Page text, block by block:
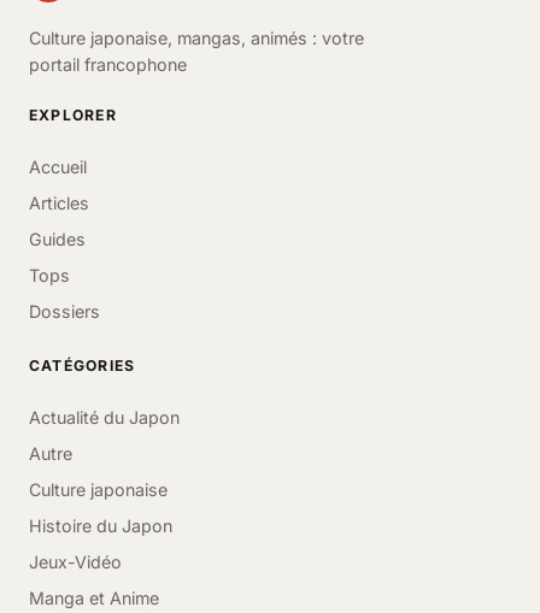
Culture japonaise, mangas, animés : votre
portail francophone
EXPLORER
Accueil
Articles
Guides
Tops
Dossiers
CATÉGORIES
Actualité du Japon
Autre
Culture japonaise
Histoire du Japon
Jeux-Vidéo
Manga et Anime